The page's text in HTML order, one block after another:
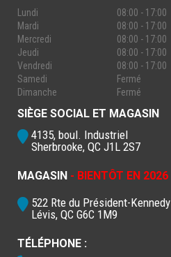
Lundi
08:00 - 17:00
Mardi
08:00 - 17:00
Mercredi
08:00 - 17:00
Jeudi
08:00 - 17:00
Vendredi
08:00 - 17:00
Samedi
Fermé
Dimanche
Fermé
SIÈGE SOCIAL ET MAGASIN
4135, boul. Industriel
Sherbrooke, QC J1L 2S7
MAGASIN - BIENTÔT EN 2026
522 Rte du Président-Kennedy
Lévis, QC G6C 1M9
TÉLÉPHONE :